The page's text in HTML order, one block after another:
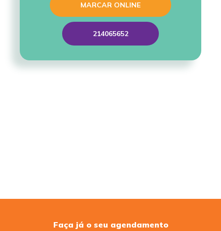
MARCAR ONLINE
214065652
Faça já o seu agendamento